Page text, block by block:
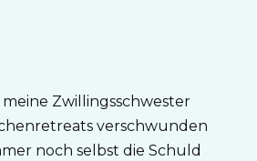
Zwillingsschwester
verschwunden
noch selbst die Schuld